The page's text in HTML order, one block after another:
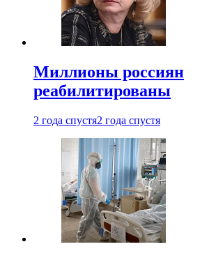
Миллионы россиян
реабилитированы
2 года спустя2 года спустя